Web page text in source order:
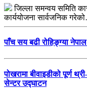
जिल्ला समन्वय समिति
कार्ययोजना सार्वजनिक
पाँच सय बढी रोहिङ्ग्या
पोखरामा बीवाइडीको पूर्ण
सेन्टर उद्घाटन